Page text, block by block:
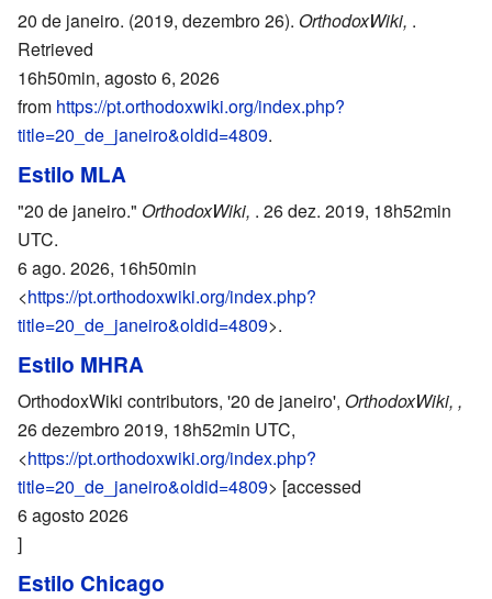
20 de janeiro. (2019, dezembro 26). OrthodoxWiki, .
Retrieved
16h50min, agosto 6, 2026
from https://pt.orthodoxwiki.org/index.php?
title=20_de_janeiro&oldid=4809.
Estilo MLA
"20 de janeiro." OrthodoxWiki, . 26 dez. 2019, 18h52min
UTC.
6 ago. 2026, 16h50min
<https://pt.orthodoxwiki.org/index.php?
title=20_de_janeiro&oldid=4809>.
Estilo MHRA
OrthodoxWiki contributors, '20 de janeiro', OrthodoxWiki, ,
26 dezembro 2019, 18h52min UTC,
<https://pt.orthodoxwiki.org/index.php?
title=20_de_janeiro&oldid=4809> [accessed
6 agosto 2026
]
Estilo Chicago